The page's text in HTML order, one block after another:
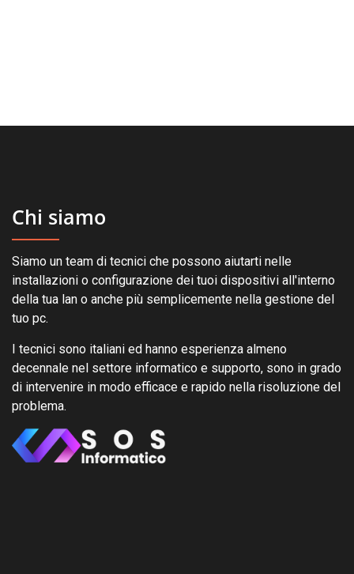
Chi siamo
Siamo un team di tecnici che possono aiutarti nelle
installazioni o configurazione dei tuoi dispositivi all'interno
della tua lan o anche più semplicemente nella gestione del
tuo pc.
I tecnici sono italiani ed hanno esperienza almeno
decennale nel settore informatico e supporto, sono in grado
di intervenire in modo efficace e rapido nella risoluzione del
problema.